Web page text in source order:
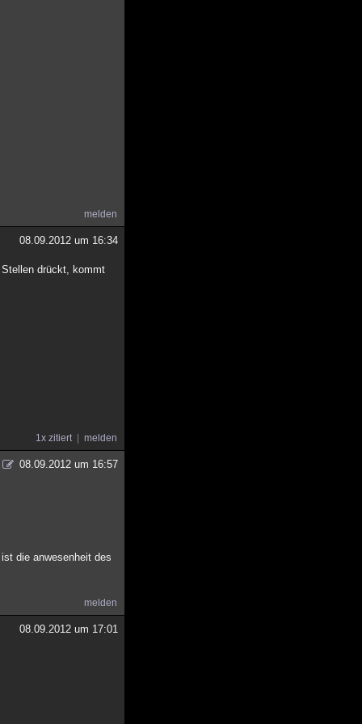
melden
08.09.2012 um 16:34
drückt, kommt
1x zitiert melden
08.09.2012 um 16:57
die anwesenheit des
melden
08.09.2012 um 17:01